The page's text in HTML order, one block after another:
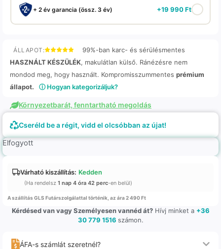
+ 2 év garancia (össz. 3 év) +19 990Ft
ÁLLAPOT:
99%-ban karc- és sérülésmentes
HASZNÁLT KÉSZÜLÉK, makulátlan külső. Ránézésre nem
mondod meg, hogy használt. Kompromisszummentes prémium
állapot.
ⓘ Hogyan kategorizáljuk?
Környezetbarát, fenntartható megoldás
Cseréld be a régit, vidd el olcsóbban az újat!
Elfogyott
Várható kiszállítás: Kedden
(Ha rendelsz 1 nap 4 óra 42 perc-en belül)
A szállítás GLS Futárszolgálattal történik, az ára 2 490 Ft
Kérdésed van vagy Személyesen vannéd át?Hívj minket a +36
30 779 1516 számon.
ÁFA-s számlát szeretnél?